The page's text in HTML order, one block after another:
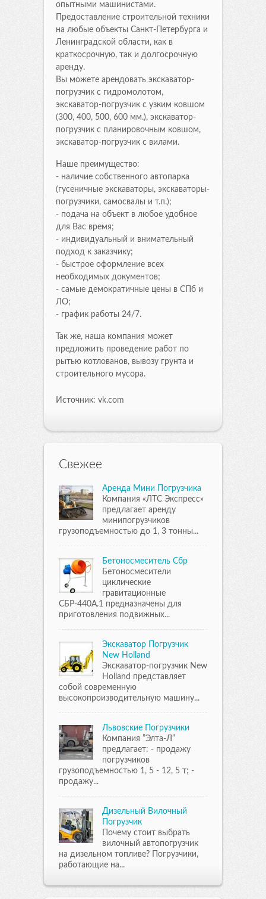
опытными машинистами.
Предоставление строительной техники
на любые объекты Санкт-Петербурга и
Ленинградской области, как в
краткосрочную, так и долгосрочную
аренду.
Вы можете арендовать экскаватор-
погрузчик с гидромолотом,
экскаватор-погрузчик с узким ковшом
(300, 400, 500, 600 мм.), экскаватор-
погрузчик с планировочным ковшом,
экскаватор-погрузчик с вилами.
Наше преимущество:
- наличие собственного автопарка
(гусеничные экскаваторы, экскаваторы-
погрузчики, самосвалы и т.п.);
- подача на объект в любое удобное
для Вас время;
- индивидуальный и внимательный
подход к заказчику;
- быстрое оформление всех
необходимых документов;
- самые демократичные цены в СПб и
ЛО;
- график работы 24/7.
Так же, наша компания может
предложить проведение работ по
рытью котлованов, вывозу грунта и
строительного мусора.
Источник: vk.com
Свежее
Аренда Мини Погрузчика
Компания «ЛТС Экспресс»
предлагает аренду
минипогрузчиков
грузоподъемностью до 1, 3 тонны...
Бетоносмеситель Сбр
Бетоносмесители
циклические
гравитационные
СБР-440А.1 предназначены для
приготовления подвижных...
Экскаватор Погрузчик
New Holland
Экскаватор-погрузчик New
Holland представляет
собой современную
высокопроизводительную машину...
Львовские Погрузчики
Компания ”Элта-Л”
предлагает: - продажу
погрузчиков
грузоподъемностью 1, 5 - 12, 5 т; -
продажу...
Дизельный Вилочный
Погрузчик
Почему стоит выбрать
вилочный автопогрузчик
на дизельном топливе? Погрузчики,
работающие на...